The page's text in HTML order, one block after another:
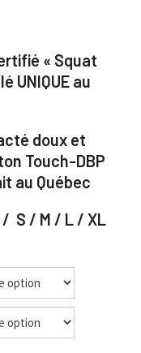
« Squat
UNIQUE au
doux et
Touch-DBP
au Québec
/ S / M / L / XL